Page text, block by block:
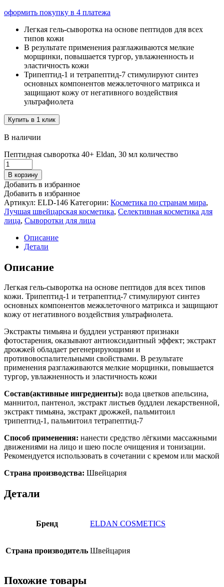
оформить покупку в 4 платежа
Легкая гель-сыворотка на основе пептидов для всех
типов кожи
В результате применения разглаживаются мелкие
морщинки, повышается тургор, увлажненность и
эластичность кожи
Трипептид-1 и тетрапептид-7 стимулируют синтез
основных компонентов межклеточного матрикса и
защищают кожу от негативного воздействия
ультрафиолета
Купить в 1 клик
В наличии
Пептидная сыворотка 40+ Eldan, 30 мл количество
В корзину
Добавить в избранное
Добавить в избранное
Артикул: ELD-146 Категории: Косметика по странам мира,
Лучшая швейцарская косметика, Селективная косметика для
лица, Сыворотки для лица
Описание
Детали
Описание
Легкая гель-сыворотка на основе пептидов для всех типов
кожи. Трипептид-1 и тетрапептид-7 стимулируют синтез
основных компонентов межклеточного матрикса и защищают
кожу от негативного воздействия ультрафиолета.
Экстракты тимьяна и буддлеи устраняют признаки
фотостарения, оказывают антиоксидантный эффект; экстракт
дрожжей обладает регенерирующими и
противовоспалительными свойствами. В результате
применения разглаживаются мелкие морщинки, повышается
тургор, увлажненность и эластичность кожи
Состав(активные ингредиенты): вода цветков апельсина,
маннитол, пантенол, экстракт листьев буддлеи лекарственной,
экстракт тимьяна, экстракт дрожжей, пальмитоил
трипептид-1, пальмитоил тетрапептид-7
Способ применения: нанести средство лёгкими массажными
движениями на лицо и шею после очищения и тонизации.
Рекомендуется использовать в сочетании с кремом или маской
Страна производства: Швейцария
Детали
Бренд ELDAN COSMETICS
Страна производитель Швейцария
Похожие товары